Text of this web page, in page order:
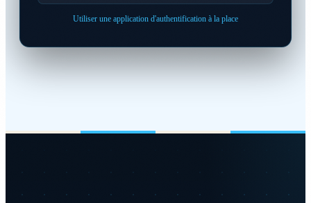
Utiliser une application d'authentification à la place